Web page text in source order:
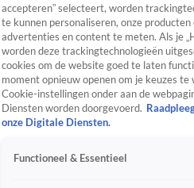
accepteren” selecteert, worden
te kunnen personaliseren, onze
advertenties en content te meten. Als je
worden deze trackingtechnologieën
cookies om de website goed te laten
moment opnieuw openen om je keuzes
Cookie-instellingen onder aan de
Diensten worden doorgevoerd.
onze Digitale Diensten.
Functioneel & Essentieel